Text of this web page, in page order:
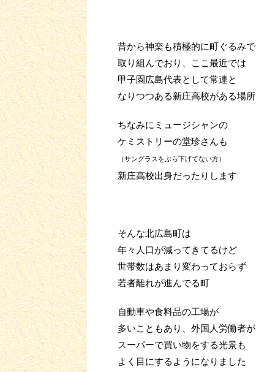
昔から神楽も積極的に町ぐるみで
取り組んでおり、ここ最近では
甲子園広島代表として常連と
なりつつある新庄高校がある場所
ちなみにミュージシャンの
ケミストリーの堂珍さんも
（サングラスをぶら下げてない方）
新庄高校出身だったりします
そんな北広島町は
年々人口が減ってきてるけど
世帯数はあまり変わっておらず
若者離れが進んでる町
自動車や食料品の工場が
多いこともあり、外国人労働者が
スーパーで買い物をする光景も
よく目にするようになりました